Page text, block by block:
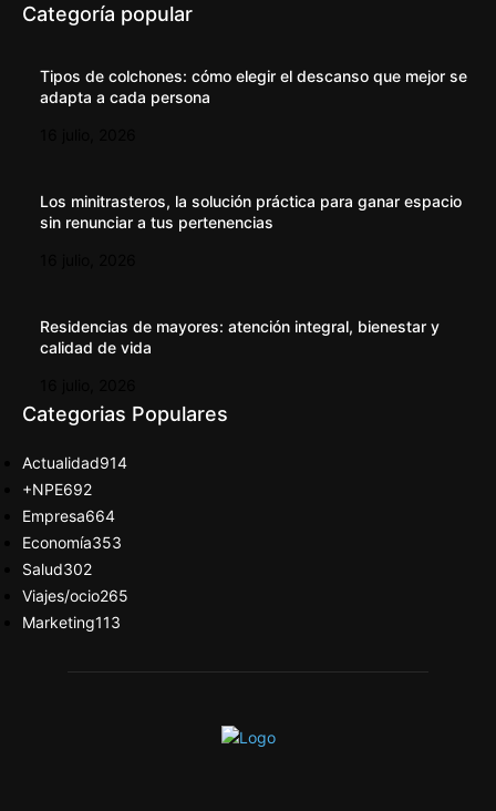
Categoría popular
Tipos de colchones: cómo elegir el descanso que mejor se
adapta a cada persona
Los minitrasteros, la solución práctica para ganar espacio
sin renunciar a tus pertenencias
Residencias de mayores: atención integral, bienestar y
calidad de vida
Categorias Populares
Actualidad914
+NPE692
Empresa664
Economía353
Salud302
Viajes/ocio265
Marketing113